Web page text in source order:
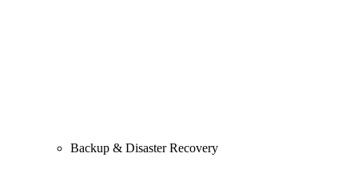
Backup & Disaster Recovery